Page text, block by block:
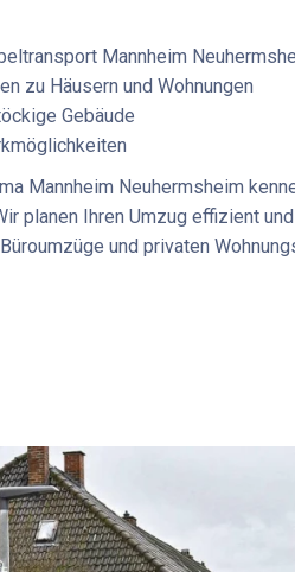
Mannheim
zu Häusern und Wohnungen
Gebäude
Mannheim Neuhermsheim
planen Ihren Umzug effizient
Büroumzüge und privaten